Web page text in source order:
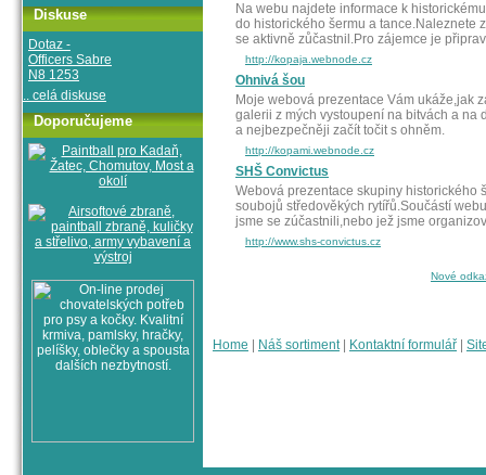
Na webu najdete informace k
do historického šermu a tance.Naleznete
se aktivně zůčastnil.Pro zájemce je
http://kopaja.webnode.cz
Ohnivá šou
Moje webová prezentace Vám ukáže,jak
galerii z mých vystoupení na bitvách a na
a nejbezpečněji začít točit s ohněm.
http://kopami.webnode.cz
SHŠ Convictus
Webová prezentace skupiny historického
soubojů středověkých rytířů.Součástí
jsme se zúčastnili,nebo jež jsme
http://www.shs-convictus.cz
Nové
Home Náš sortiment| Kontaktní formulář
Diskuse
Dotaz -
Officers Sabre
N8 1253
.. celá diskuse
Doporučujeme